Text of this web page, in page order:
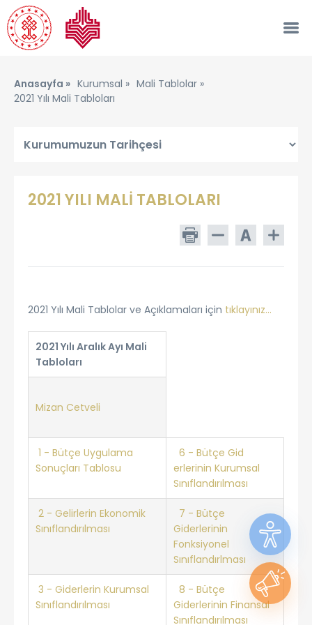
Anasayfa » Kurumsal » Mali Tablolar »
2021 Yılı Mali Tabloları
2021 YILI MALİ TABLOLARI
2021 Yılı Mali Tablolar ve Açıklamaları için tıklayınız...
​2021 Yılı Aralık Ayı Mali
Tabloları​
Mizan Cetveli​
1 - Bütçe Uygulama
Sonuçları Tablosu
6 - Bütçe Gid​
erlerinin Kurumsal
Sınıflandırılması
2 - Gelirlerin Ekonomik
Sınıflandırılması
7 - Bütçe
Giderlerinin
Fonksiyonel
Sınıflandırlması
3 - Giderlerin Kurumsal
Sınıflandırılması
8 - Bütçe
Giderlerinin Finansal
Sınıflandırılması